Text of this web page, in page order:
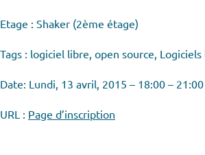
Etage : Shaker (2ème étage)
Tags : logiciel libre, open source,
Date: Lundi, 13 avril, 2015 – 18:00 – 21:00
URL : Page d’inscription